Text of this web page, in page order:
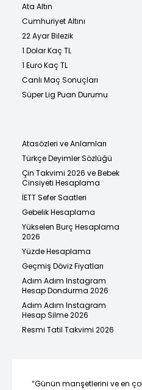
Ata Altın
Cumhuriyet Altını
22 Ayar Bilezik
1 Dolar Kaç TL
1 Euro Kaç TL
Canlı Maç Sonuçları
Süper Lig Puan Durumu
Atasözleri ve Anlamları
Türkçe Deyimler Sözlüğü
Çin Takvimi 2026 ve Bebek
Cinsiyeti Hesaplama
İETT Sefer Saatleri
Gebelik Hesaplama
Yükselen Burç Hesaplama
2026
Yüzde Hesaplama
Geçmiş Döviz Fiyatları
Adım Adım Instagram
Hesap Dondurma 2026
Adım Adım Instagram
Hesap Silme 2026
Resmi Tatil Takvimi 2026
“Günün manşetlerini ve en